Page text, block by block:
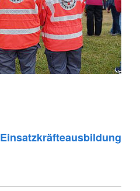
Einsatzkräfteausbildung